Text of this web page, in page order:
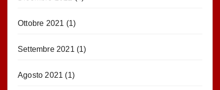
Ottobre 2021 (1)
Settembre 2021 (1)
Agosto 2021 (1)